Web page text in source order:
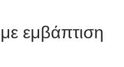
εμβάπτιση